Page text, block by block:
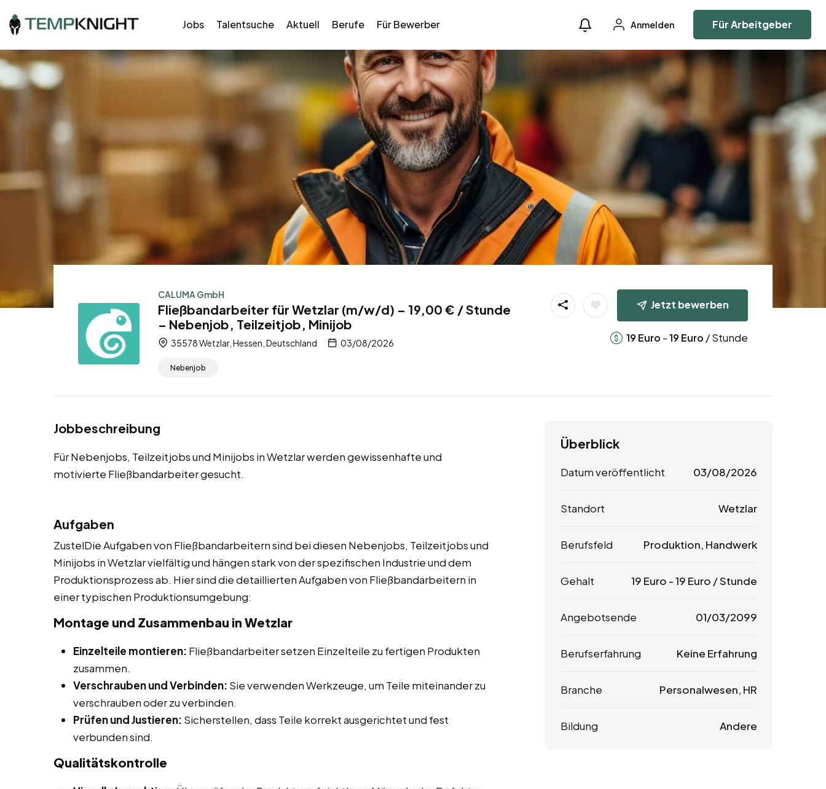
Jobs Talentsuche Aktuell Berufe Für Bewerber Anmelden Für Arbeitgeber
CALUMA GmbH
Fließbandarbeiter für Wetzlar (m/w/d) – 19,00 € / Stunde
– Nebenjob, Teilzeitjob, Minijob
35578 Wetzlar, Hessen, Deutschland 03/08/2026
Nebenjob
Jetzt bewerben
19 Euro -19 Euro / Stunde
Jobbeschreibung
Für Nebenjobs, Teilzeitjobs und Minijobs in Wetzlar werden gewissenhafte und
motivierte Fließbandarbeiter gesucht.
Aufgaben
ZustelDie Aufgaben von Fließbandarbeitern sind bei diesen Nebenjobs, Teilzeitjobs und
Minijobs in Wetzlar vielfältig und hängen stark von der spezifischen Industrie und dem
Produktionsprozess ab. Hier sind die detaillierten Aufgaben von Fließbandarbeitern in
einer typischen Produktionsumgebung:
Montage und Zusammenbau in Wetzlar
Einzelteile montieren: Fließbandarbeiter setzen Einzelteile zu fertigen Produkten
zusammen.
Verschrauben und Verbinden: Sie verwenden Werkzeuge, um Teile miteinander zu
verschrauben oder zu verbinden.
Prüfen und Justieren: Sicherstellen, dass Teile korrekt ausgerichtet und fest
verbunden sind.
Qualitätskontrolle
Überblick
Datum veröffentlicht 03/08/2026
Standort Wetzlar
Berufsfeld Produktion, Handwerk
Gehalt 19 Euro -19 Euro / Stunde
Angebotsende 01/03/2099
Berufserfahrung Keine Erfahrung
Branche Personalwesen, HR
Bildung Andere